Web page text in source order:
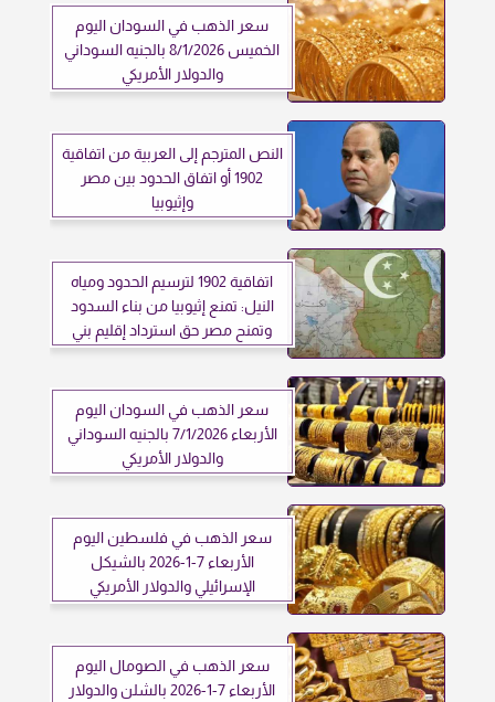
سعر الذهب في السودان اليوم
الخميس 8/1/2026 بالجنيه السوداني
والدولار الأمريكي
النص المترجم إلى العربية من اتفاقية
1902 أو اتفاق الحدود بين مصر
وإثيوبيا
اتفاقية 1902 لترسيم الحدود ومياه
النيل: تمنع إثيوبيا من بناء السدود
وتمنح مصر حق استرداد إقليم بني
سعر الذهب في السودان اليوم
الأربعاء 7/1/2026 بالجنيه السوداني
والدولار الأمريكي
سعر الذهب في فلسطين اليوم
الأربعاء 7-1-2026 بالشيكل
الإسرائيلي والدولار الأمريكي
سعر الذهب في الصومال اليوم
الأربعاء 7-1-2026 بالشلن والدولار